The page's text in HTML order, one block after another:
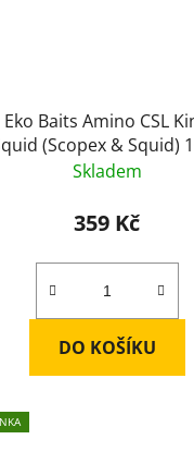
Eko Baits Amino CSL
(Scopex & Squid)
ml
Skladem
359 Kč
DO KOŠÍKU